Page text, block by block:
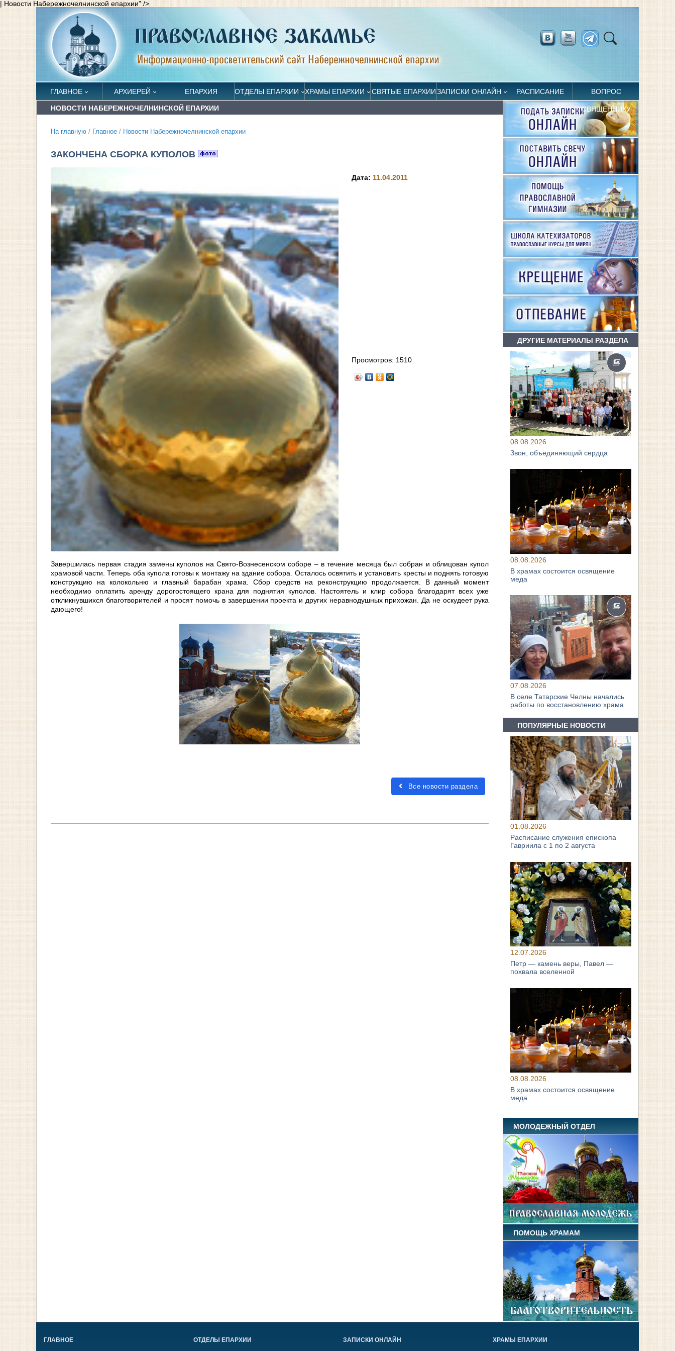
| Новости Набережночелнинской епархии" />
ГЛАВНОЕ АРХИЕРЕЙ ЕПАРХИЯ ОТДЕЛЫ ЕПАРХИИ ХРАМЫ ЕПАРХИИ СВЯТЫЕ ЕПАРХИИЗАПИСКИ ОНЛАЙН РАСПИСАНИЕ ВОПРОС
СВЯЩЕННИКУ
НОВОСТИ НАБЕРЕЖНОЧЕЛНИНСКОЙ ЕПАРХИИ
На главную / Главное / Новости Набережночелнинской епархии
ЗАКОНЧЕНА СБОРКА КУПОЛОВ
Дата: 11.04.2011
Просмотров: 1510
Завершилась первая стадия замены куполов на Свято-Вознесенском соборе – в течение месяца был собран и облицован купол
храмовой части. Теперь оба купола готовы к монтажу на здание собора. Осталось освятить и установить кресты и поднять готовую
конструкцию на колокольню и главный барабан храма. Сбор средств на реконструкцию продолжается. В данный момент
необходимо оплатить аренду дорогостоящего крана для поднятия куполов. Настоятель и клир собора благодарят всех уже
откликнувшихся благотворителей и просят помочь в завершении проекта и других неравнодушных прихожан. Да не оскудеет рука
дающего!
Все новости раздела
ДРУГИЕ МАТЕРИАЛЫ РАЗДЕЛА
08.08.2026
Звон, объединяющий сердца
08.08.2026
В храмах состоится освящение
меда
07.08.2026
В селе Татарские Челны начались
работы по восстановлению храма
ПОПУЛЯРНЫЕ НОВОСТИ
01.08.2026
Расписание служения епископа
Гавриила с 1 по 2 августа
12.07.2026
Петр — камень веры, Павел —
похвала вселенной
08.08.2026
В храмах состоится освящение
меда
МОЛОДЕЖНЫЙ ОТДЕЛ
ПОМОЩЬ ХРАМАМ
ГЛАВНОЕ ОТДЕЛЫ ЕПАРХИИ ЗАПИСКИ ОНЛАЙН ХРАМЫ ЕПАРХИИ